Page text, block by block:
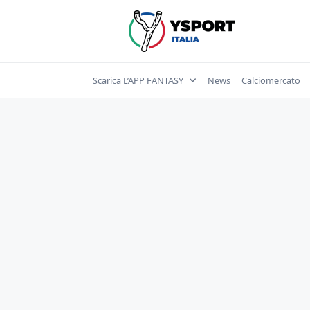
Scarica L’APP FANTASY News Calciomercato